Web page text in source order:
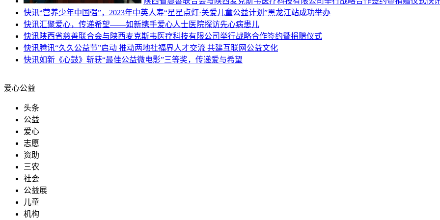
快讯“营养少年中国强”，2023年中英人寿“星星点灯·关爱儿童公益计划”黑龙江站成功举办
快讯汇聚爱心，传递希望——如新携手爱心人士医院探访先心病患儿
快讯陕西省慈善联合会与陕西麦克斯韦医疗科技有限公司举行战略合作签约暨捐赠仪式
快讯腾讯“久久公益节”启动 推动两地社福界人才交流 共建互联网公益文化
快讯如新《心鼓》斩获“最佳公益微电影”三等奖，传递爱与希望
爱心公益
头条
公益
爱心
志愿
资助
三农
社会
公益展
儿童
机构